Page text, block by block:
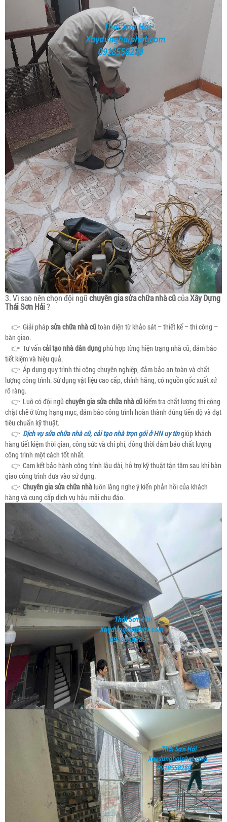
3. Vì sao nên chọn đội ngũchuyên gia sửa chữa nhà cũcủaXây Dựng
Thái Sơn Hải?
👉 Giải phápsửa chữa nhà cũtoàn diện từ khảo sát – thiết kế – thi công –
bàn giao.
👉 Tư vấn cải tạo nhà dân dụngphù hợp từng hiện trạng nhà cũ, đảm bảo
tiết kiệm và hiệu quả.
👉 Áp dụng quy trình thi công chuyên nghiệp, đảm bảo an toàn và chất
lượng công trình. Sử dụng vật liệu cao cấp, chính hãng, có nguồn gốc xuất xứ
rõ ràng.
👉 Luô có đội ngũ chuyên gia sửa chữa nhà cũkiểm tra chất lượng thi công
chặt chẽ ở từng hạng mục, đảm bảo công trình hoàn thành đúng tiến độ và đạt
tiêu chuẩn kỹ thuật.
👉 Dịch vụ sửa chữa nhà cũ, cải tạo nhà trọn gói ở HN uy tíngiúp khách
hàng tiết kiệm thời gian, công sức và chi phí, đồng thời đảm bảo chất lượng
công trình một cách tốt nhất.
👉 Cam kết bảo hành công trình lâu dài, hỗ trợ kỹ thuật tận tâm sau khi bàn
giao công trình đưa vào sử dụng.
👉 Chuyên gia sửa chữa nhà luôn lắng nghe ý kiến phản hồi của khách
hàng và cung cấp dịch vụ hậu mãi chu đáo.